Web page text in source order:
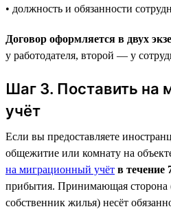
• должность и обязанности
Договор оформляется в двух
у работодателя, второй — у
Шаг 3. Поставить на
учёт
Если вы предоставляете
общежитие или комнату на
на миграционный учёт в течение
прибытия. Принимающая сторона
собственник жилья) несёт